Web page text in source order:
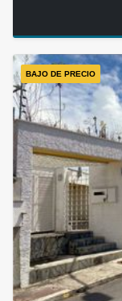
BAJO DE PRECIO